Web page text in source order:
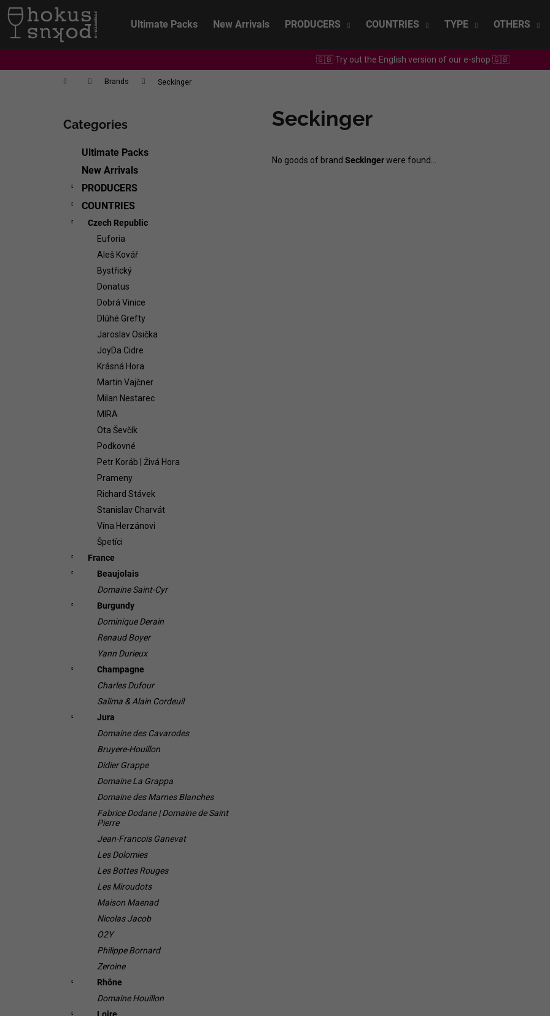
content
Ultimate Packs New Arrivals PRODUCERS COUNTRIES TYPE OTHERS
🇬🇧 Try out the English version of our e-shop 🇬🇧
Home Brands Seckinger
Skip
categories
Categories
Ultimate Packs
New Arrivals
PRODUCERS
COUNTRIES
Czech Republic
Euforia
Aleš Kovář
Bystřický
Donatus
Dobrá Vinice
Dlúhé Grefty
Jaroslav Osička
JoyDa Cidre
Krásná Hora
Martin Vajčner
Milan Nestarec
MIRA
Ota Ševčík
Podkovné
Petr Koráb | Živá Hora
Prameny
Richard Stávek
Stanislav Charvát
Vína Herzánovi
Špetíci
France
Beaujolais
Domaine Saint-Cyr
Burgundy
Dominique Derain
Renaud Boyer
Yann Durieux
Champagne
Charles Dufour
Salima & Alain Cordeuil
Jura
Domaine des Cavarodes
Bruyere-Houillon
Didier Grappe
Domaine La Grappa
Domaine des Marnes Blanches
Fabrice Dodane | Domaine de Saint
Pierre
Jean-Francois Ganevat
Les Dolomies
Les Bottes Rouges
Les Miroudots
Maison Maenad
Nicolas Jacob
O2Y
Philippe Bornard
Zeroine
Rhône
Domaine Houillon
Seckinger
No goods of brand Seckingerwere found...
C
t
Back
shopping
Back
shopping
What are you looking for?
We recommend
CHRISTIAN TSCHIDA - NON TRADITION
WHITE 2021
58,54 €